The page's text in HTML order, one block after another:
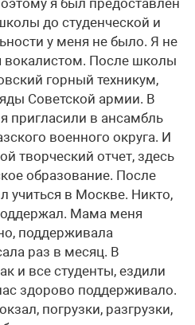
я был предоставлен
до студенческой и
у меня не было. Я не
вокалистом. После школы
горный техникум,
Советской армии. В
пригласили в ансамбль
военного округа. И
творческий отчет, здесь
образование. После
учиться в Москве. Никто,
Мама меня
поддерживала
раз в месяц. В
и все студенты, ездили
здорово поддерживало.
погрузки, разгрузки,